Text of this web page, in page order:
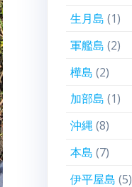
生月島 (1)
軍艦島 (2)
樺島 (2)
加部島 (1)
沖縄(8)
本島 (7)
伊平屋島 (5)